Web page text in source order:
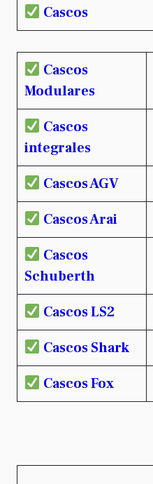
Cascos
Cascos
Modulares
Cascos
integrales
Cascos AGV
Cascos Arai
Cascos
Schuberth
Cascos LS2
Cascos Shark
Cascos Fox